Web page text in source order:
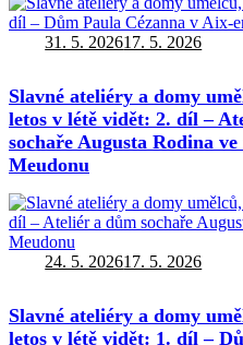
Autor:
Publikováno:
31. 5. 202617. 5. 2026
Slavné ateliéry a domy
letos v létě vidět: 2. díl –
sochaře Augusta Rodina
Meudonu
Autor:
Publikováno:
24. 5. 202617. 5. 2026
Slavné ateliéry a domy
letos v létě vidět: 1. díl –